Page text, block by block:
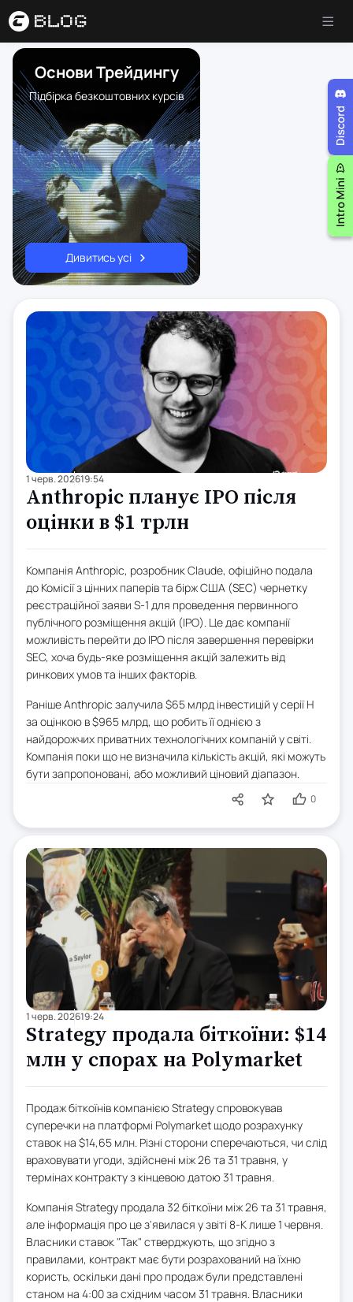
Основи Трейдингу
Підбірка безкоштовних курсів
Дивитись усі
1 черв. 202619:54
Anthropic планує IPO після
оцінки в $1 трлн
Компанія Anthropic, розробник Claude, офіційно подала
до Комісії з цінних паперів та бірж США (SEC) чернетку
реєстраційної заяви S-1 для проведення первинного
публічного розміщення акцій (IPO). Це дає компанії
можливість перейти до IPO після завершення перевірки
SEC, хоча будь-яке розміщення акцій залежить від
ринкових умов та інших факторів.
Раніше Anthropic залучила $65 млрд інвестицій у серії H
за оцінкою в $965 млрд, що робить її однією з
найдорожчих приватних технологічних компаній у світі.
Компанія поки що не визначила кількість акцій, які можуть
бути запропоновані, або можливий ціновий діапазон.
0
1 черв. 202619:24
Strategy продала біткоїни: $14
млн у спорах на Polymarket
Продаж біткоїнів компанією Strategy спровокував
суперечки на платформі Polymarket щодо розрахунку
ставок на $14,65 млн. Різні сторони сперечаються, чи слід
враховувати угоди, здійснені між 26 та 31 травня, у
термінах контракту з кінцевою датою 31 травня.
Компанія Strategy продала 32 біткоїни між 26 та 31 травня,
але інформація про це з'явилася у звіті 8-K лише 1 червня.
Власники ставок "Так" стверджують, що згідно з
правилами, контракт має бути розрахований на їхню
користь, оскільки дані про продаж були представлені
станом на 4:00 за східним часом 31 травня. Власники